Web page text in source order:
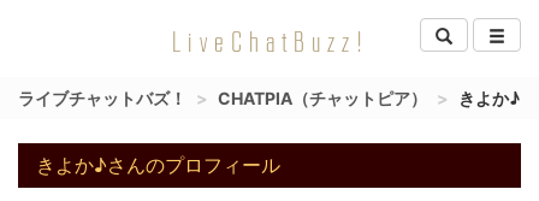
LiveChatBuzz!
ライブチャットバズ！ CHATPIA（チャットピア） きよか♪
きよか♪さんのプロフィール